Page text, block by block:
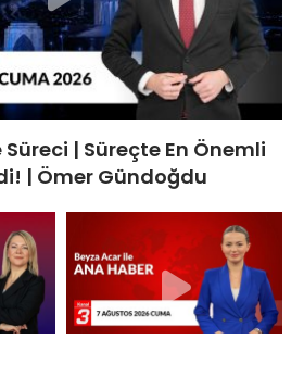
| Süreçte En Önemli
| Ömer Gündoğdu